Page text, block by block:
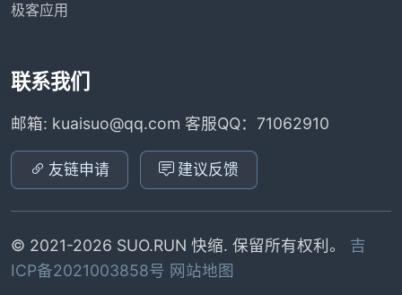
极客应用
联系我们
邮箱: kuaisuo@qq.com 客服QQ：71062910
友链申请 建议反馈
© 2021-2026 SUO.RUN 快缩. 保留所有权利。 吉
ICP备2021003858号 网站地图